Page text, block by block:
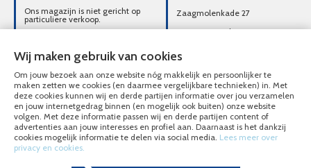
Ons magazijn is niet gericht op
particuliere verkoop.
contact.
Zaagmolenkade 27
3515 AC Utrecht
DIRECT CONTACT
OPNEMEN
030-2716496
MAIL ONS
© Nieuwhoff de Rijk Elektrotechnisch Installatiebureau 2020 - 2026
Wij maken gebruik van cookies
Om jouw bezoek aan onze website nóg makkelijk en persoonlijker te
maken zetten we cookies (en daarmee vergelijkbare technieken) in. Met
deze cookies kunnen wij en derde partijen informatie over jou verzamelen
en jouw internetgedrag binnen (en mogelijk ook buiten) onze website
volgen. Met deze informatie passen wij en derde partijen content of
advertenties aan jouw interesses en profiel aan. Daarnaast is het dankzij
cookies mogelijk informatie te delen via social media. Lees meer over
privacy en cookies.